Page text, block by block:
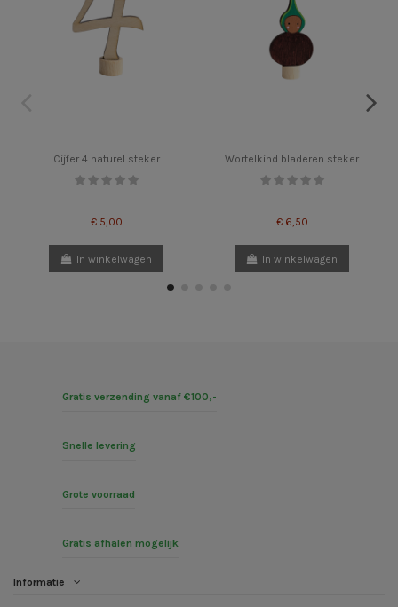
Cijfer 4 naturel steker
€ 5,00
In winkelwagen
Wortelkind bladeren steker
€ 6,50
In winkelwagen
Gratis verzending vanaf €100,-
Snelle levering
Grote voorraad
Gratis afhalen mogelijk
Informatie